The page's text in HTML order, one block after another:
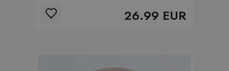
26.99 EUR